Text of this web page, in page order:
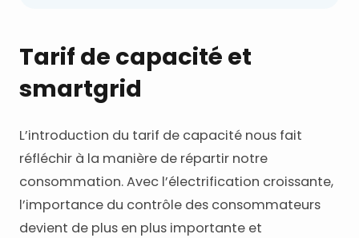
Tarif de capacité et
smartgrid
L’introduction du tarif de capacité nous fait
réfléchir à la manière de répartir notre
consommation. Avec l’électrification croissante,
l’importance du contrôle des consommateurs
devient de plus en plus importante et